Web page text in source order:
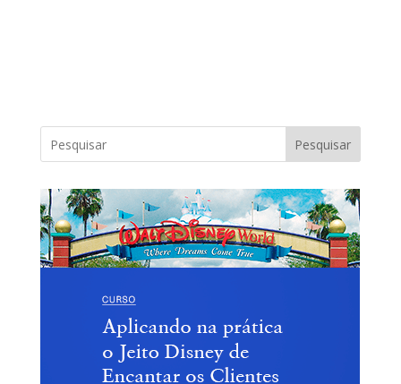
Pesquisar